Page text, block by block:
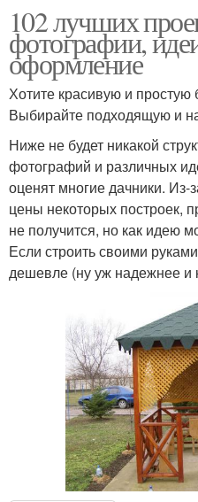
102 лучших
фотографии,
оформление
Хотите красивую и простую
Выбирайте подходящую и
Ниже не будет никакой
фотографий и различных
оценят многие дачники.
цены некоторых построек,
не получится, но как идею
Если строить своими
дешевле (ну уж надежнее и